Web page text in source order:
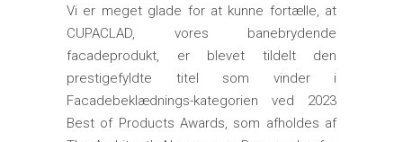
Vi er meget glade for at kunne fortælle, at
CUPACLAD, vores banebrydende
facadeprodukt, er blevet tildelt den
prestigefyldte titel som vinder i
Facadebeklædnings-kategorien ved 2023
Best of Products Awards, som afholdes af